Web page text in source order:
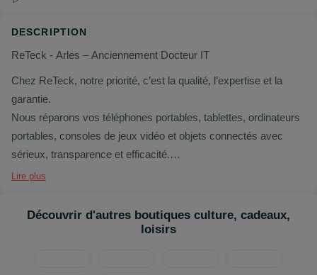
DESCRIPTION
ReTeck - Arles – Anciennement Docteur IT
Chez ReTeck, notre priorité, c’est la qualité, l’expertise et la
garantie.
Nous réparons vos téléphones portables, tablettes, ordinateurs
portables, consoles de jeux vidéo et objets connectés avec
sérieux, transparence et efficacité.
Anciennement sous l’enseigne Docteur IT, nous évoluons
accompagner les transformations du secteur et continuer à
vous offrir le meilleur service possible.
Lire plus
Découvrir d'autres boutiques culture, cadeaux,
loisirs